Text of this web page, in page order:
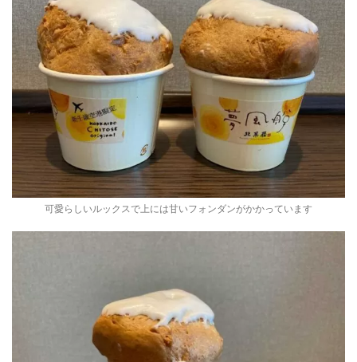
可愛らしいルックスで上には甘いフォンダンがかかっています